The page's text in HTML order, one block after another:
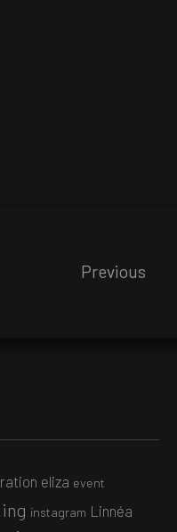
Previous
eliza event
instagram Linnéa